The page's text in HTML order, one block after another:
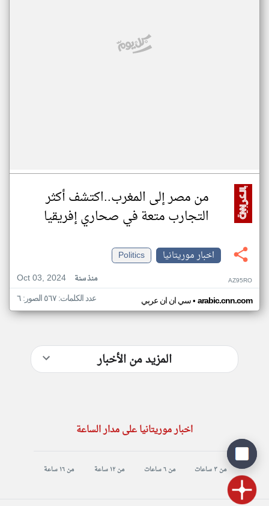
من مصر إلى المغرب..اكتشف أكثر
التجارب متعة في صحاري إفريقيا
اخبار موريتانيا
Politics
Oct 03, 2024
منذ سنة AZ95RO
سي ان ان عربي• arabic.cnn.com عدد الكلمات: ٥٦٧ الصور: ٦
المزيد من الأخبار
اخبار موريتانيا على مدار الساعة
من ٣ ساعات من ٦ ساعات من ١٢ ساعة من ١٦ ساعة